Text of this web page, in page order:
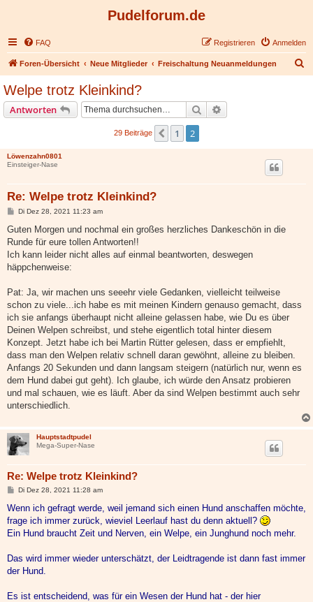
Pudelforum.de
FAQ Anmelden
Registrieren
Foren-Übersicht Neue Mitglieder Freischaltung Neuanmeldungen
Welpe trotz Kleinkind?
Antworten Suche
29 Beiträge Vorherige
1 2
Löwenzahn0801
Einsteiger-Nase
Re: Welpe trotz Kleinkind?
B
i
r
a
Di Dez 28, 2021 11:23 am
Guten Morgen und nochmal ein großes herzliches Dankeschön in die
Runde für eure tollen Antworten!!
Ich kann leider nicht alles auf einmal beantworten, deswegen
häppchenweise:
Pat: Ja, wir machen uns seeehr viele Gedanken, vielleicht teilweise
schon zu viele...ich habe es mit meinen Kindern genauso gemacht, dass
ich sie anfangs überhaupt nicht alleine gelassen habe, wie Du es über
Deinen Welpen schreibst, und stehe eigentlich total hinter diesem
Konzept. Jetzt habe ich bei Martin Rütter gelesen, dass er empfiehlt,
dass man den Welpen relativ schnell daran gewöhnt, alleine zu bleiben.
Anfangs 20 Sekunden und dann langsam steigern (natürlich nur, wenn es
dem Hund dabei gut geht). Ich glaube, ich würde den Ansatz probieren
und mal schauen, wie es läuft. Aber da sind Welpen bestimmt auch sehr
unterschiedlich.
Hauptstadtpudel
Mega-Super-Nase
Re: Welpe trotz Kleinkind?
B
i
r
a
Di Dez 28, 2021 11:28 am
Wenn ich gefragt werde, weil jemand sich einen Hund anschaffen möchte,
frage ich immer zurück, wieviel Leerlauf hast du denn aktuell?
Ein Hund braucht Zeit und Nerven, ein Welpe, ein Junghund noch mehr.
Das wird immer wieder unterschätzt, der Leidtragende ist dann fast immer
der Hund.
Es ist entscheidend, was für ein Wesen der Hund hat - der hier